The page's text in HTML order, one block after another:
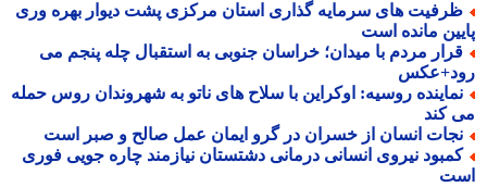
های سرمایه گذاری استان مرکزی پشت دیوار بهره وری
مانده است
مردم با میدان؛ خراسان جنوبی به استقبال چله پنجم می
روسیه: اوکراین با سلاح های ناتو به شهروندان روس حمله
کند
انسان از خسران در گرو ایمان عمل صالح و صبر است
نیروی انسانی درمانی دشتستان نیازمند چاره جویی فوری